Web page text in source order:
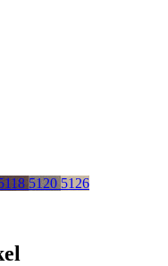
5120 5126